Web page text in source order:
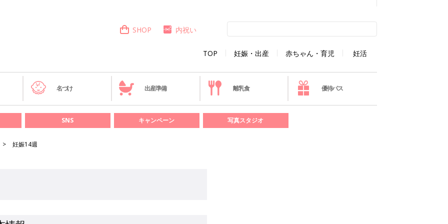
TOP 妊娠・出産 赤ちゃん・育児 妊活
SHOP 内祝い
名づけ 出産準備 離乳食 優待パス
SNS キャンペーン 写真スタジオ
妊娠14週